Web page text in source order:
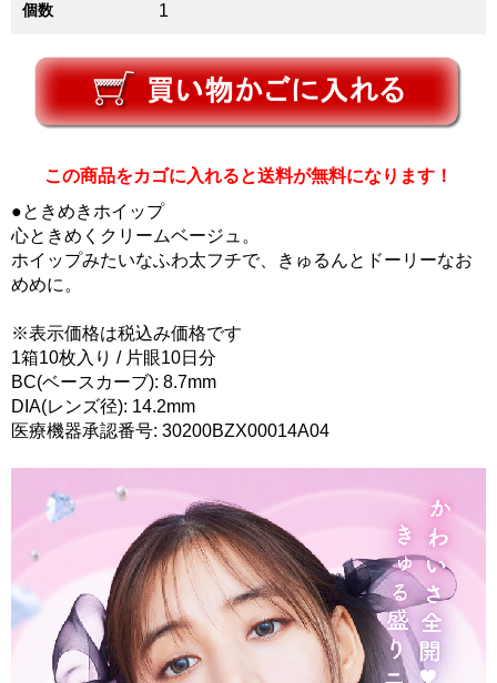
個数 1
この商品をカゴに入れると送料が無料になります！
●ときめきホイップ
心ときめくクリームベージュ。
ホイップみたいなふわ太フチで、きゅるんとドーリーなお
めめに。
※表示価格は税込み価格です
1箱10枚入り / 片眼10日分
BC(ベースカーブ): 8.7mm
DIA(レンズ径): 14.2mm
医療機器承認番号: 30200BZX00014A04